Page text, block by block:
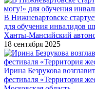
В Нижневартовске
для обучения инвалидов
Ханты-Мансийский
18 сентября 2025
Ирина Безрукова
фестиваля «Территория